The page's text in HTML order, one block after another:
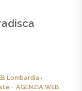
Lombardia
AGENZIA WEB